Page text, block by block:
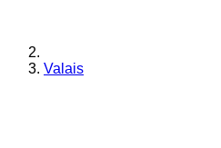
Valais